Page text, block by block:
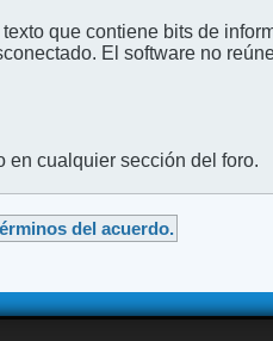
que contiene bits de
El software no
en cualquier sección del foro.